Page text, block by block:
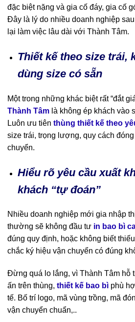
đặc biệt nặng và gia cố đáy, gia cố
Đây là lý do nhiều doanh nghiệp
lại làm việc lâu dài với Thành Tâm.
Thiết kế theo size trái,
dùng size có sẵn
Một trong những khác biệt rất “đắt
Thành Tâm là không ép khách vào
Luôn ưu tiên thùng thiết kế theo
size trái, trọng lượng, quy cách
chuyển.
Hiểu rõ yêu cầu xuất
khách “tự đoán”
Nhiều doanh nghiệp mới gia nhập
thường sẽ không đầu tư in bao bì
đúng quy định, hoặc không biết
chắc ký hiệu vận chuyển có đúng
Đừng quá lo lắng, vì Thành Tâm hỗ
ấn trên thùng, thiết kế bao bì phù
tế. Bố trí logo, mã vùng trồng, mã
vận chuyển chuẩn,..